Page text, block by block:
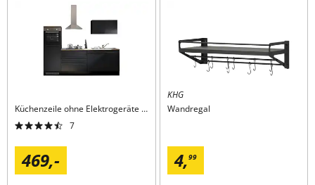
Küchenzeile ohne Elektrogeräte und Spüle
Lisse
7
469,-
KHG
Wandregal
4,99